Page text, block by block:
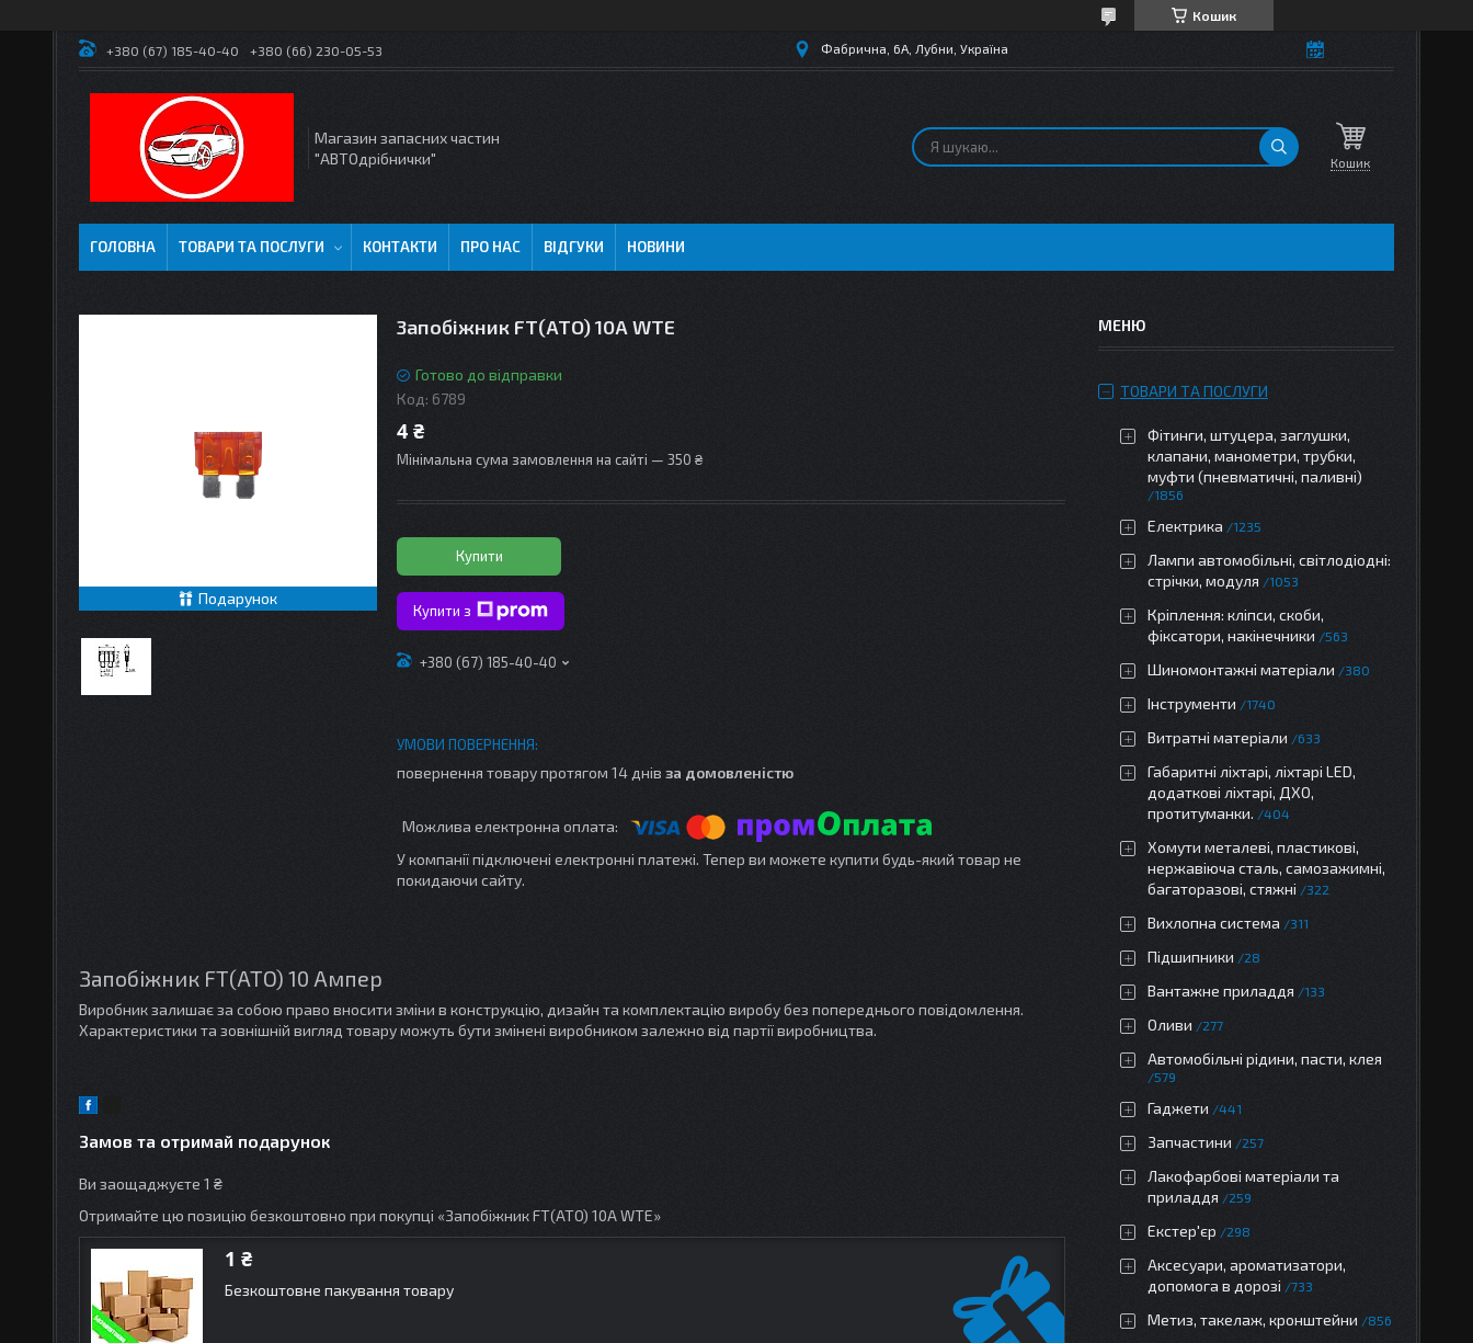
Кошик
+380 (67) 185-40-40 +380 (66) 230-05-53 Фабрична, 6А, Лубни, Україна
Магазин запасних частин
"АВТОдрібнички"
Кошик
ГОЛОВНА ТОВАРИ ТА ПОСЛУГИ КОНТАКТИ ПРО НАС ВІДГУКИ НОВИНИ
Подарунок
Запобіжник FT(ATO) 10А WTE
Готово до відправки
Код: 6789
4 ₴
Мінімальна сума замовлення на сайті — 350 ₴
Купити
Купити з
+380 (67) 185-40-40
повернення товару протягом 14 днів за домовленістю
У компанії підключені електронні платежі. Тепер ви можете купити будь-який товар не
покидаючи сайту.
Запобіжник FT(ATO) 10 Ампер
Виробник залишає за собою право вносити зміни в конструкцію, дизайн та комплектацію виробу без попереднього повідомлення.
Характеристики та зовнішній вигляд товару можуть бути змінені виробником залежно від партії виробництва.
Замов та отримай подарунок
Ви заощаджуєте 1 ₴
Отримайте цю позицію безкоштовно при покупці «Запобіжник FT(ATO) 10А WTE»
1 ₴
Безкоштовне пакування товару
ТОВАРИ ТА ПОСЛУГИ
Фітинги, штуцера, заглушки,
клапани, манометри, трубки,
муфти (пневматичні, паливні)
1856
Електрика 1235
Лампи автомобільні, світлодіодні:
стрічки, модуля
1053
Кріплення: кліпси, скоби,
фіксатори, накінечники
563
Шиномонтажні матеріали 380
Інструменти 1740
Витратні матеріали 633
Габаритні ліхтарі, ліхтарі LED,
додаткові ліхтарі, ДХО,
протитуманки.
404
Хомути металеві, пластикові,
нержавіюча сталь, самозажимні,
багаторазові, стяжні
322
Вихлопна система 311
Підшипники 28
Вантажне приладдя 133
Оливи 277
Автомобільні рідини, пасти, клея
579
Гаджети 441
Запчастини 257
Лакофарбові матеріали та
приладдя
259
Екстер'єр 298
Аксесуари, ароматизатори,
допомога в дорозі
733
Метиз, такелаж, кронштейни 856